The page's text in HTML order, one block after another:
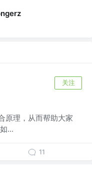
关注
原理，从而帮助大家
...
11